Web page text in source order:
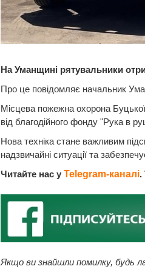
На Уманщині рятувальники
Про це повідомляє начальник
Місцева пожежна охорона
від благодійного фонду "Рука в
Нова техніка стане важливим
надзвичайні ситуації та
Читайте нас у Telegram-каналі.
Якщо ви знайшли помилку, будь